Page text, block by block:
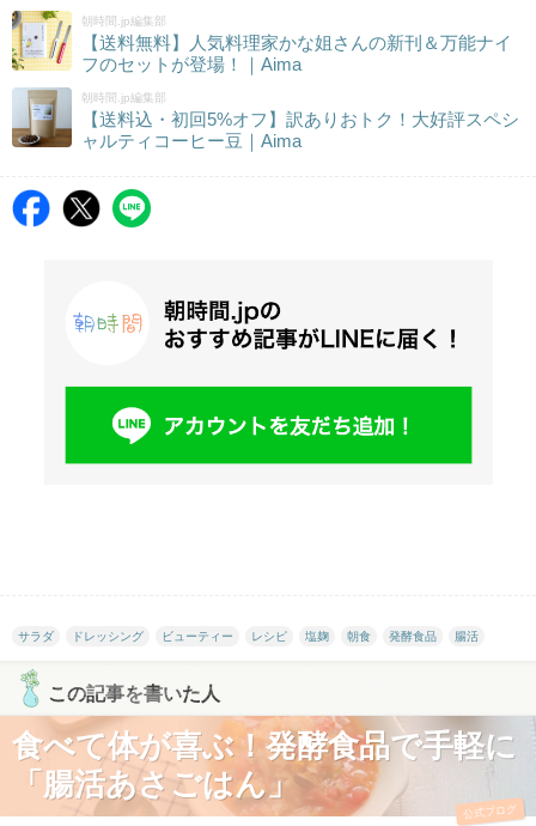
朝時間.jp編集部
【送料無料】人気料理家かな姐さんの新刊＆万能ナイ
フのセットが登場！｜Aima
朝時間.jp編集部
【送料込・初回5%オフ】訳ありおトク！大好評スペシ
ャルティコーヒー豆｜Aima
サラダ ドレッシング ビューティー レシピ 塩麹 朝食 発酵食品 腸活
この記事を書いた人
食べて体が喜ぶ！発酵食品で手軽に
「腸活あさごはん」
公式ブログ